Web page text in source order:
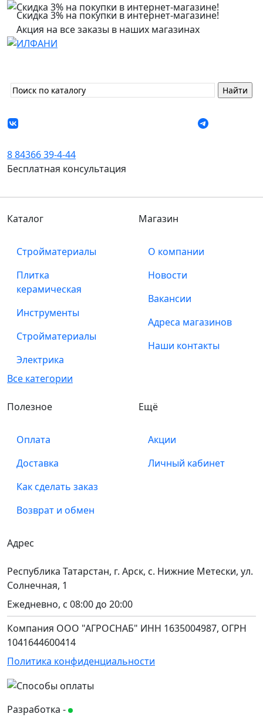
Скидка 3% на покупки в интернет-магазине!
Акция на все заказы в наших магазинах
8 84366 39-4-44
Бесплатная консультация
Каталог
Стройматериалы
Плитка
керамическая
Инструменты
Стройматериалы
Электрика
Все категории
Магазин
О компании
Новости
Вакансии
Адреса магазинов
Наши контакты
Полезное
Оплата
Доставка
Как сделать заказ
Возврат и обмен
Ещё
Акции
Личный кабинет
Адрес
Республика Татарстан, г. Арск, с. Нижние Метески, ул.
Солнечная, 1
Ежедневно, с 08:00 до 20:00
Компания ООО "АГРОСНАБ" ИНН 1635004987, ОГРН
1041644600414
Политика конфиденциальности
Разработка -